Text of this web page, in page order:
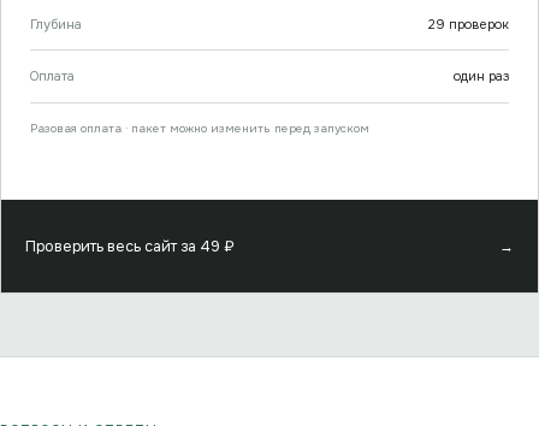
Глубина 29 проверок
Оплата один раз
Разовая оплата · пакет можно изменить перед запуском
Проверить весь сайт за 49 ₽ →